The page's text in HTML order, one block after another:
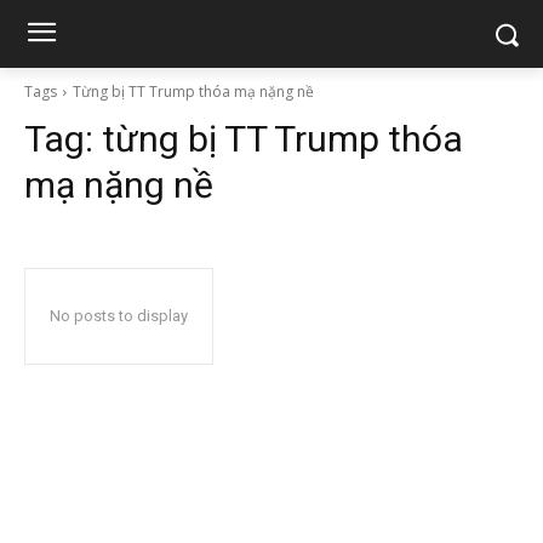
Tags Từng bị TT Trump thóa mạ nặng nề
Tag: từng bị TT Trump thóa
mạ nặng nề
No posts to display